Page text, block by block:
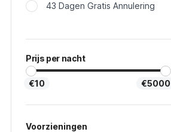
43 Dagen Gratis Annulering
Prijs per nacht
€10 €5000
Voorzieningen